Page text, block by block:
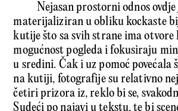
Nejasan prostorni odnos ovdje
materijaliziran u obliku kockaste
kutije što sa svih strane ima otvore
mogućnost pogleda i fokusiraju
u sredini. Čak i uz pomoć povećala
na kutiji, fotografije su relativno
četiri prizora iz, reklo bi se,
Sudeći po najavi u tekstu, te bi